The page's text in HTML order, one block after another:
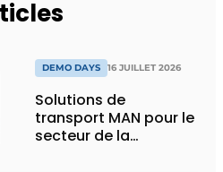
DEMO DAYS 16 JUILLET 2026
Solutions de
transport MAN pour le
secteur de la